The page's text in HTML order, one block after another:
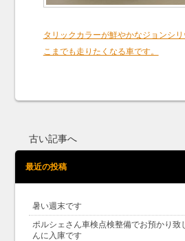
タリックカラーが鮮やかなジョンシ
こまでも走りたくなる車です。
古い記事へ
最近の投稿
暑い週末です
ポルシェさん車検点検整備でお預かり致
んに入庫です